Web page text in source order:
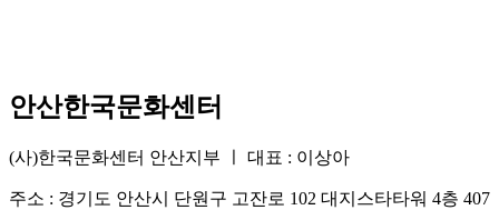
안산한국문화센터
(사)한국문화센터 안산지부 ㅣ 대표 : 이상아
주소 : 경기도 안산시 단원구 고잔로 102 대지스타타워 4층 407